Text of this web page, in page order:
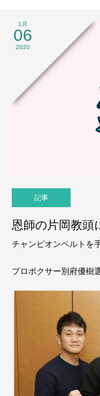
1月
06
2020
記事
恩師の片岡教頭
チャンピオンベルトを
プロボクサー別府優樹